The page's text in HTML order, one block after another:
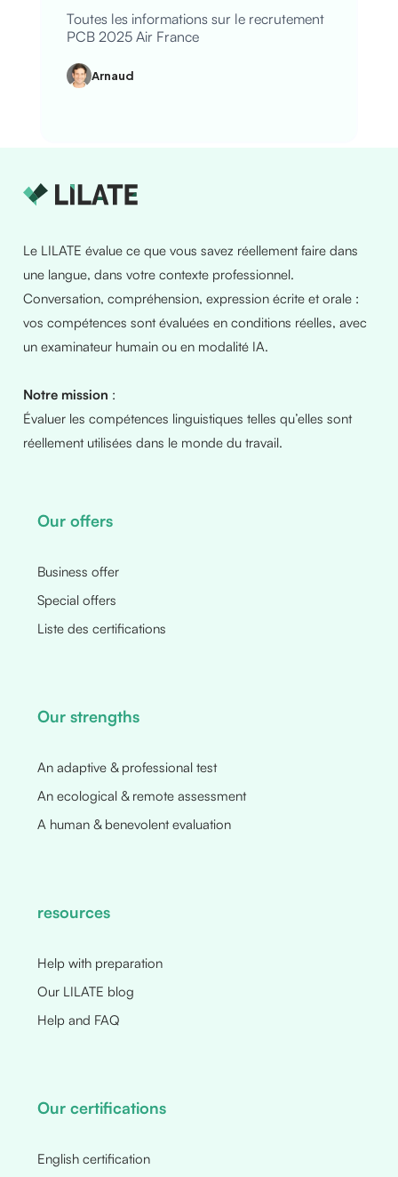
Toutes les informations sur le recrutement
PCB 2025 Air France
Arnaud
Le LILATE évalue ce que vous savez réellement faire dans
une langue, dans votre contexte professionnel.
Conversation, compréhension, expression écrite et orale :
vos compétences sont évaluées en conditions réelles, avec
un examinateur humain ou en modalité IA.
Notre mission :
Évaluer les compétences linguistiques telles qu’elles sont
réellement utilisées dans le monde du travail.
Our offers
Business offer
Special offers
Liste des certifications
Our strengths
An adaptive & professional test
An ecological & remote assessment
A human & benevolent evaluation
resources
Help with preparation
Our LILATE blog
Help and FAQ
Our certifications
English certification